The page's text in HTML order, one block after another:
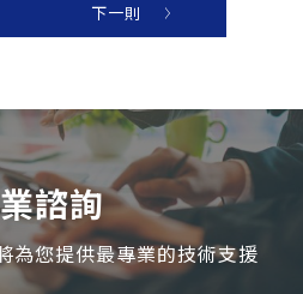
下一則
諮詢
為您提供最專業的技術支援